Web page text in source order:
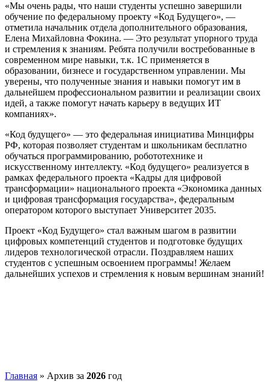
«Мы очень рады, что наши студенты успешно завершили
обучение по федеральному проекту «Код Будущего», —
отметила начальник отдела дополнительного образования,
Елена Михайловна Фокина. — Это результат упорного труда
и стремления к знаниям. Ребята получили востребованные в
современном мире навыки, т.к. 1С применяется в
образовании, бизнесе и государственном управлении. Мы
уверены, что полученные знания и навыки помогут им в
дальнейшем профессиональном развитии и реализации своих
идей, а также помогут начать карьеру в ведущих ИT
компаниях».
«Код будущего» — это федеральная инициатива Минцифры
РФ, которая позволяет студентам и школьникам бесплатно
обучаться программированию, робототехнике и
искусственному интеллекту. «Код будущего» реализуется в
рамках федерального проекта «Кадры для цифровой
трансформации» национального проекта «Экономика данных
и цифровая трансформация государства», федеральным
оператором которого выступает Университет 2035.
Проект «Код Будущего» стал важным шагом в развитии
цифровых компетенций студентов и подготовке будущих
лидеров технологической отрасли. Поздравляем наших
студентов с успешным освоением программы! Желаем
дальнейших успехов и стремления к новым вершинам знаний!
Главная » Архив за 2026 год